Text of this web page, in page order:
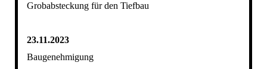
Grobabsteckung für den Tiefbau
23.11.2023
Baugenehmigung